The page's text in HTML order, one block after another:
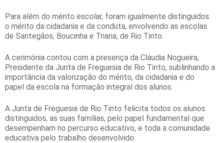
Para além do mérito escolar, foram igualmente distinguidos
o mérito da cidadania e da conduta, envolvendo as escolas
de Santegãos, Boucinha e Triana, de Rio Tinto.
A cerimónia contou com a presença da Cláudia Nogueira,
Presidente da Junta de Freguesia de Rio Tinto, sublinhando a
importância da valorização do mérito, da cidadania e do
papel da escola na formação integral dos alunos.
A Junta de Freguesia de Rio Tinto felicita todos os alunos
distinguidos, as suas famílias, pelo papel fundamental que
desempenham no percurso educativo, e toda a comunidade
educativa pelo trabalho desenvolvido.